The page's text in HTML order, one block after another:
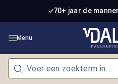
Ga naar de hoofdinhoud
70+ jaar de
Menu